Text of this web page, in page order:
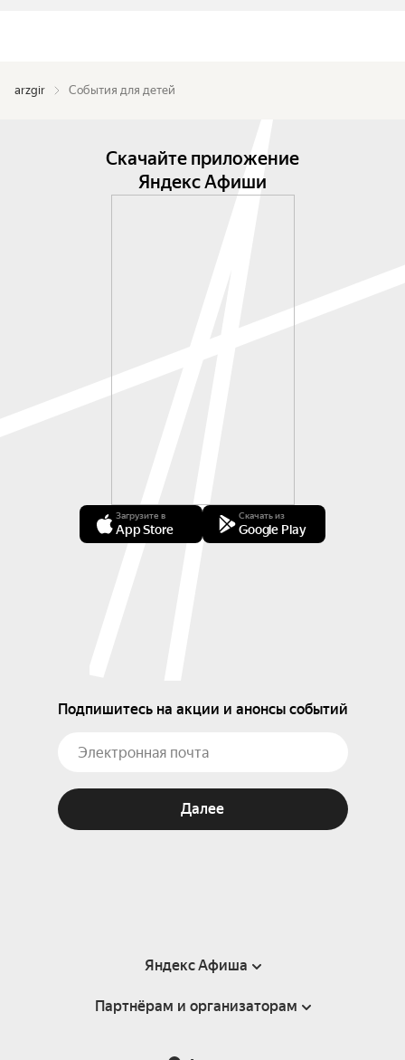
arzgir События для детей
Скачайте приложение
Яндекс Афиши
Загрузите в
App Store
Скачать из
Google Play
Подпишитесь на акции и анонсы событий
Далее
Яндекс Афиша
Справка
Партнёрам и организаторам